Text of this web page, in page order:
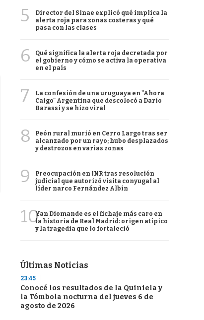
5
Director del Sinae explicó qué implica la
alerta roja para zonas costeras y qué
pasa con las clases
6
Qué significa la alerta roja decretada por
el gobierno y cómo se activa la operativa
en el país
7
La confesión de una uruguaya en "Ahora
Caigo" Argentina que descolocó a Darío
Barassi y se hizo viral
8
Peón rural murió en Cerro Largo tras ser
alcanzado por un rayo; hubo desplazados
y destrozos en varias zonas
9
Preocupación en INR tras resolución
judicial que autorizó visita conyugal al
líder narco Fernández Albín
10Yan Diomande es el fichaje más caro en
la historia de Real Madrid: origen atípico
y la tragedia que lo fortaleció
Últimas Noticias
23:45
Conocé los resultados de la Quiniela y
la Tómbola nocturna del jueves 6 de
agosto de 2026